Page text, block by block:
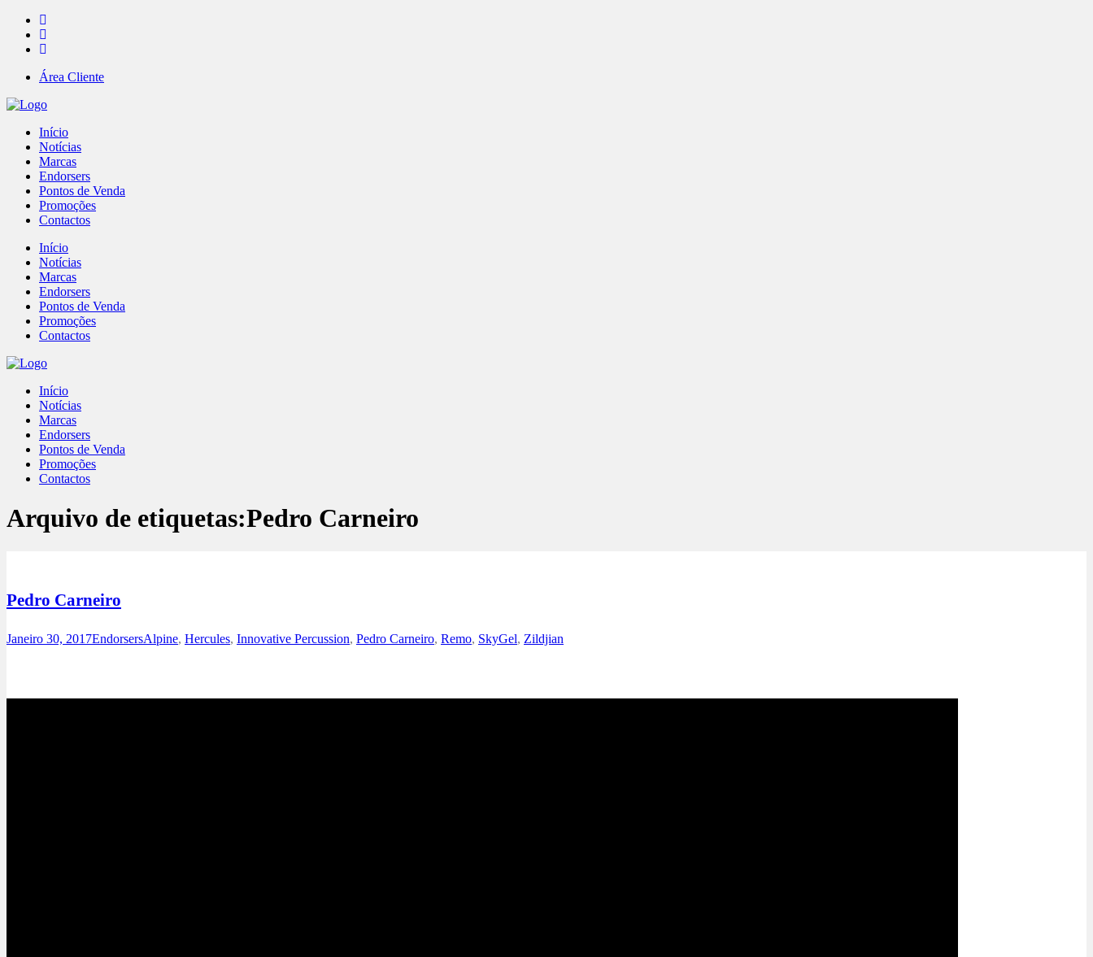
Área Cliente
Início
Notícias
Marcas
Endorsers
Pontos de Venda
Promoções
Contactos
Início
Notícias
Marcas
Endorsers
Pontos de Venda
Promoções
Contactos
Início
Notícias
Marcas
Endorsers
Pontos de Venda
Promoções
Contactos
Arquivo de etiquetas:Pedro Carneiro
Pedro Carneiro
Janeiro 30, 2017EndorsersAlpine, Hercules, Innovative Percussion, Pedro Carneiro, Remo, SkyGel, Zildjian